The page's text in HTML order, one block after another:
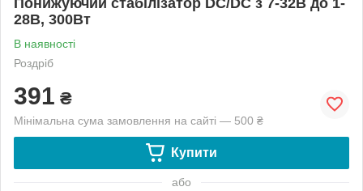
28В, 300Вт
В наявності
Роздріб
391 ₴
Мінімальна сума замовлення на сайті — 500 ₴
Купити
або